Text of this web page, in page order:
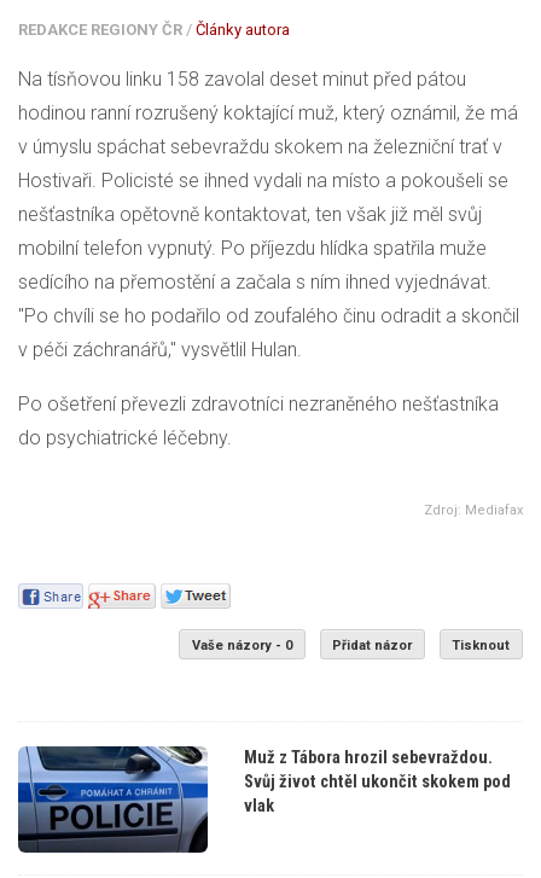
REDAKCE REGIONY ČR / Články autora
Na tísňovou linku 158 zavolal deset minut před pátou
hodinou ranní rozrušený koktající muž, který oznámil, že má
v úmyslu spáchat sebevraždu skokem na železniční trať v
Hostivaři. Policisté se ihned vydali na místo a pokoušeli se
nešťastníka opětovně kontaktovat, ten však již měl svůj
mobilní telefon vypnutý. Po příjezdu hlídka spatřila muže
sedícího na přemostění a začala s ním ihned vyjednávat.
"Po chvíli se ho podařilo od zoufalého činu odradit a skončil
v péči záchranářů," vysvětlil Hulan.
Po ošetření převezli zdravotníci nezraněného nešťastníka
do psychiatrické léčebny.
Zdroj: Mediafax
Vaše názory - 0 Přidat názor Tisknout
Muž z Tábora hrozil sebevraždou.
Svůj život chtěl ukončit skokem pod
vlak